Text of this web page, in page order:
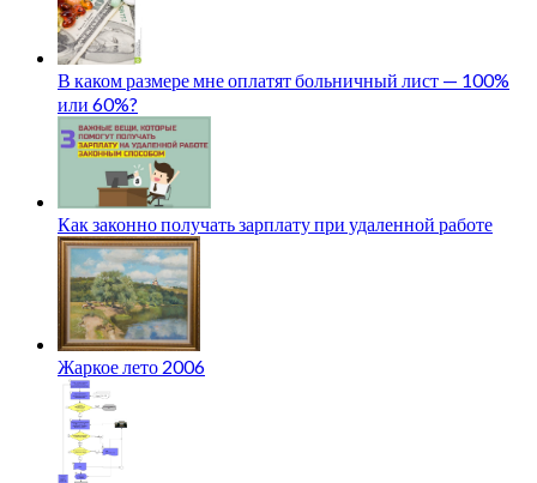
В каком размере мне оплатят больничный лист — 100%
или 60%?
Как законно получать зарплату при удаленной работе
Жаркое лето 2006